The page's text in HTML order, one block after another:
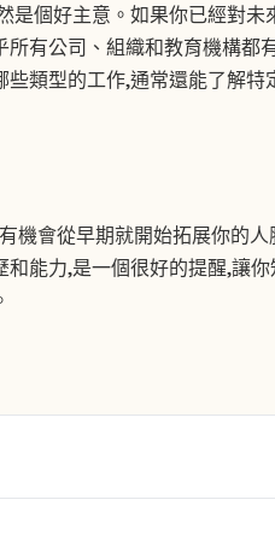
是個好主意。如果你已經對未
有公司、組織和教育機構都
類型的工作,通常還能了解特
機會從早期就開始拓展你的
能力,是一個很好的提醒,讓